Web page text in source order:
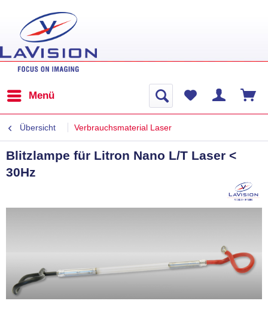
Menü
Übersicht Verbrauchsmaterial Laser
Blitzlampe für Litron Nano L/T Laser <
30Hz